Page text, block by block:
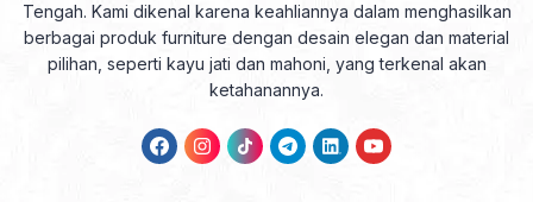
Tengah. Kami dikenal karena keahliannya dalam menghasilkan
berbagai produk furniture dengan desain elegan dan material
pilihan, seperti kayu jati dan mahoni, yang terkenal akan
ketahanannya.